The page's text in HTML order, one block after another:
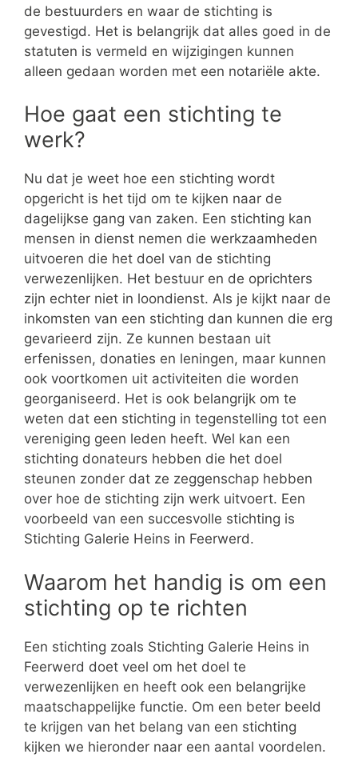
de bestuurders en waar de stichting is
gevestigd. Het is belangrijk dat alles goed in de
statuten is vermeld en wijzigingen kunnen
alleen gedaan worden met een notariële akte.
Hoe gaat een stichting te
werk?
Nu dat je weet hoe een stichting wordt
opgericht is het tijd om te kijken naar de
dagelijkse gang van zaken. Een stichting kan
mensen in dienst nemen die werkzaamheden
uitvoeren die het doel van de stichting
verwezenlijken. Het bestuur en de oprichters
zijn echter niet in loondienst. Als je kijkt naar de
inkomsten van een stichting dan kunnen die erg
gevarieerd zijn. Ze kunnen bestaan uit
erfenissen, donaties en leningen, maar kunnen
ook voortkomen uit activiteiten die worden
georganiseerd. Het is ook belangrijk om te
weten dat een stichting in tegenstelling tot een
vereniging geen leden heeft. Wel kan een
stichting donateurs hebben die het doel
steunen zonder dat ze zeggenschap hebben
over hoe de stichting zijn werk uitvoert. Een
voorbeeld van een succesvolle stichting is
Stichting Galerie Heins in Feerwerd.
Waarom het handig is om een
stichting op te richten
Een stichting zoals Stichting Galerie Heins in
Feerwerd doet veel om het doel te
verwezenlijken en heeft ook een belangrijke
maatschappelijke functie. Om een beter beeld
te krijgen van het belang van een stichting
kijken we hieronder naar een aantal voordelen.